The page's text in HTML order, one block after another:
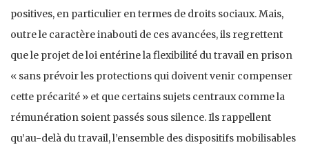
positives, en particulier en termes de droits sociaux. Mais,
outre le caractère inabouti de ces avancées, ils regrettent
que le projet de loi entérine la flexibilité du travail en prison
« sans prévoir les protections qui doivent venir compenser
cette précarité » et que certains sujets centraux comme la
rémunération soient passés sous silence. Ils rappellent
qu’au-delà du travail, l’ensemble des dispositifs mobilisables